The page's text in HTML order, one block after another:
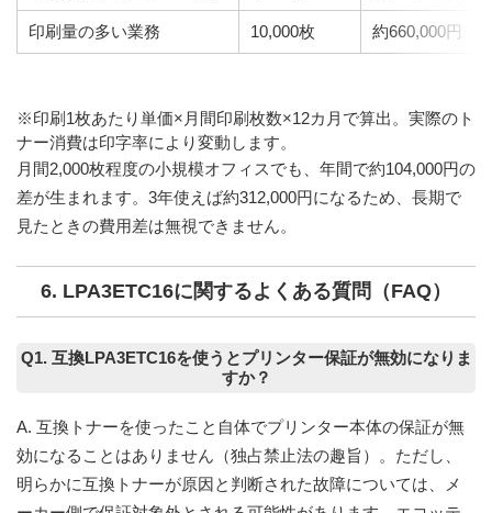
印刷量の多い業務 10,000枚 約660,000円
※印刷1枚あたり単価×月間印刷枚数×12カ月で算出。実際のト
ナー消費は印字率により変動します。
月間2,000枚程度の小規模オフィスでも、年間で約104,000円の
差が生まれます。3年使えば約312,000円になるため、長期で
見たときの費用差は無視できません。
6. LPA3ETC16に関するよくある質問（FAQ）
Q1. 互換LPA3ETC16を使うとプリンター保証が無効になりま
すか？
A. 互換トナーを使ったこと自体でプリンター本体の保証が無
効になることはありません（独占禁止法の趣旨）。ただし、
明らかに互換トナーが原因と判断された故障については、メ